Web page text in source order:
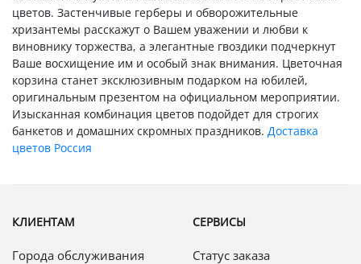
цветов. Застенчивые герберы и обворожительные
хризантемы расскажут о Вашем уважении и любви к
виновнику торжества, а элегантные гвоздики подчеркнут
Ваше восхищение им и особый знак внимания. Цветочная
корзина станет эксклюзивным подарком на юбилей,
оригинальным презентом на официальном мероприятии.
Изысканная комбинация цветов подойдет для строгих
банкетов и домашних скромных праздников. Доставка
цветов Россия
КЛИЕНТАМ
Города обслуживания
СЕРВИСЫ
Статус заказа